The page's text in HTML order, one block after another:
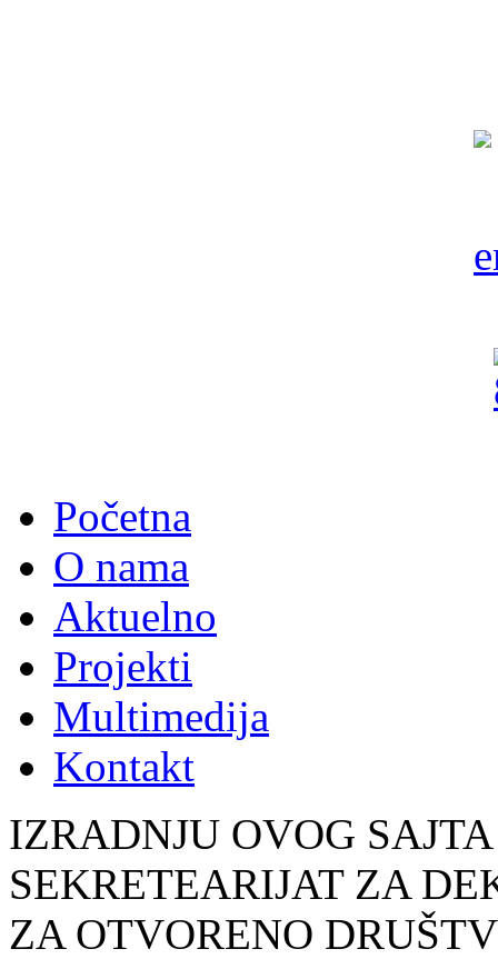
Početna
O nama
Aktuelno
Projekti
Multimedija
Kontakt
IZRADNJU OVOG
SEKRETEARIJAT ZA
ZA OTVORENO